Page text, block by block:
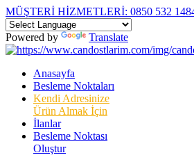
MÜŞTERİ HİZMETLERİ: 0850 532
Powered by Translate
Anasayfa
Besleme Noktaları
Kendi Adresinize
Ürün Almak İçin
İlanlar
Besleme Noktası
Oluştur